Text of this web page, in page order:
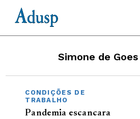
Simone de
CONDIÇÕES DE
TRABALHO
Pandemia escancara